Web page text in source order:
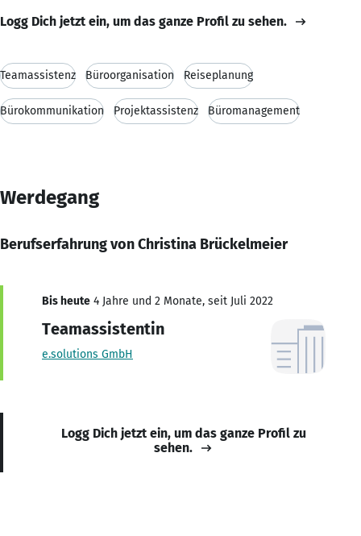
Logg Dich jetzt ein, um das ganze Profil zu sehen.
Teamassistenz Büroorganisation Reiseplanung
Bürokommunikation Projektassistenz Büromanagement
Werdegang
Berufserfahrung von Christina Brückelmeier
Bis heute 4 Jahre und 2 Monate, seit Juli 2022
Teamassistentin
e.solutions GmbH
Logg Dich jetzt ein, um das ganze Profil zu
sehen.